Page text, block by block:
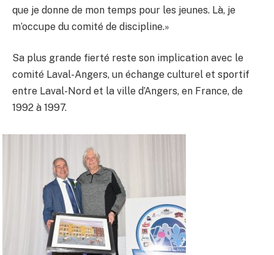
que je donne de mon temps pour les jeunes. Là, je
m’occupe du comité de discipline.»
Sa plus grande fierté reste son implication avec le
comité Laval-Angers, un échange culturel et sportif
entre Laval-Nord et la ville d’Angers, en France, de
1992 à 1997.